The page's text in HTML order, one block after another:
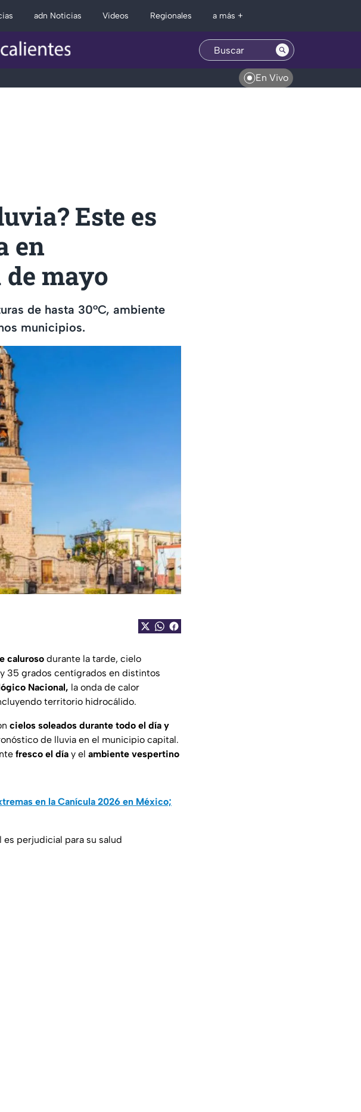
adn Noticias Videos Regionales a más +
En Vivo
Este es
en
mayo
de hasta 30°C, ambiente
municipios.
caluroso durante la tarde, cielo
35 grados centígrados en distintos
Nacional, la onda de calor
territorio hidrocálido.
cielos soleados durante todo el día y
de lluvia en el municipio capital.
fresco el día y el ambiente vespertino
en la Canícula 2026 en México;
es perjudicial para su salud